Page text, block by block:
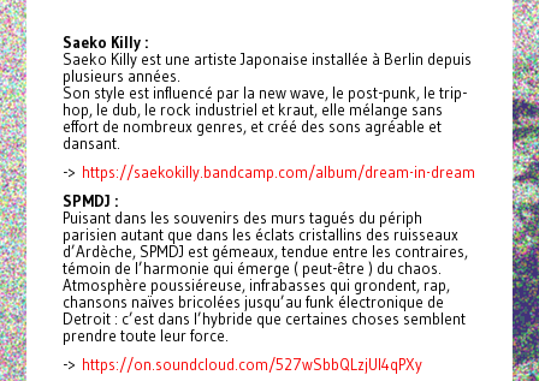
Saeko Killy :
Saeko Killy est une artiste Japonaise installée à Berlin depuis
plusieurs années.
Son style est influencé par la new wave, le post-punk, le trip-
hop, le dub, le rock industriel et kraut, elle mélange sans
effort de nombreux genres, et créé des sons agréable et
dansant.
-> https://saekokilly.bandcamp.com/album/dream-in-dream
SPMDJ :
Puisant dans les souvenirs des murs tagués du périph
parisien autant que dans les éclats cristallins des ruisseaux
d’Ardèche, SPMDJ est gémeaux, tendue entre les contraires,
témoin de l’harmonie qui émerge ( peut-être ) du chaos.
Atmosphère poussiéreuse, infrabasses qui grondent, rap,
chansons naïves bricolées jusqu’au funk électronique de
Detroit : c’est dans l’hybride que certaines choses semblent
prendre toute leur force.
-> https://on.soundcloud.com/527wSbbQLzjUI4qPXy